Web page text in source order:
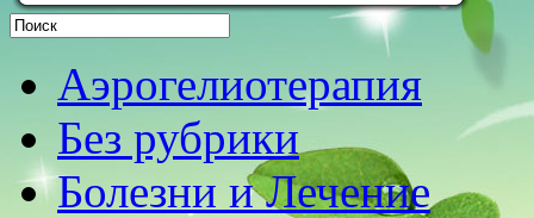
Аэрогелиотерапия
Без рубрики
Болезни и Лечение